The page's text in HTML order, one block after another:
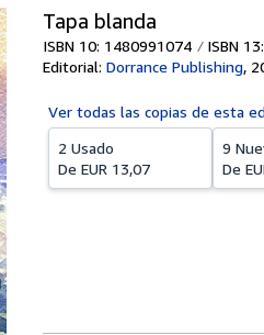
Tapa blanda
ISBN 10: 1480991074 ISBN
Editorial: Dorrance Publishing,
Ver todas las copias de esta
2 Usado
De EUR 13,07
9
De